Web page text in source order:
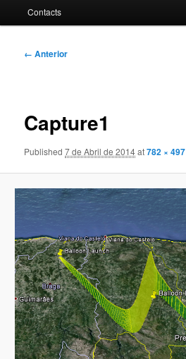
Contacts
Navegação
← Anterior
Capture1
Published7 de Abril de 2014at782 × 497